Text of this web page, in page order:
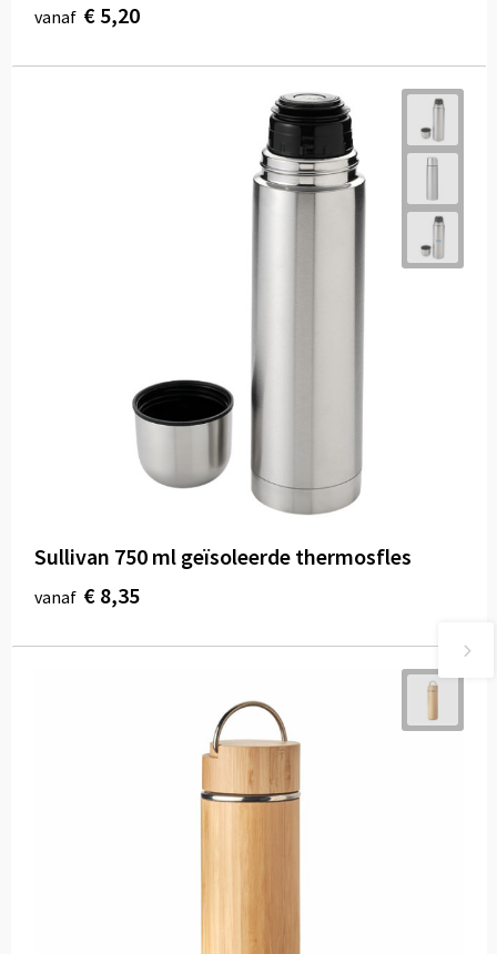
vanaf € 5,20
Sullivan 750 ml geïsoleerde thermosfles
vanaf € 8,35